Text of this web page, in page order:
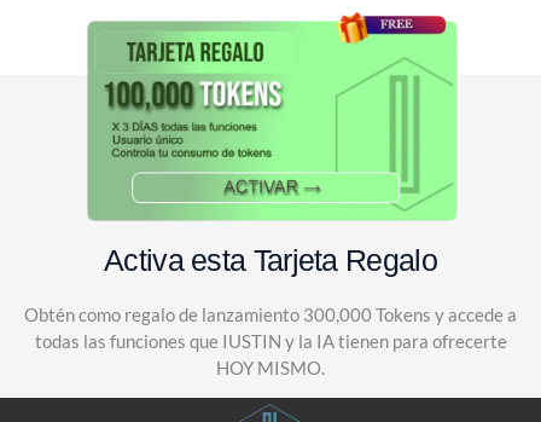
Activa esta Tarjeta Regalo
Obtén como regalo de lanzamiento 300,000 Tokens y accede a
todas las funciones que IUSTIN y la IA tienen para ofrecerte
HOY MISMO.